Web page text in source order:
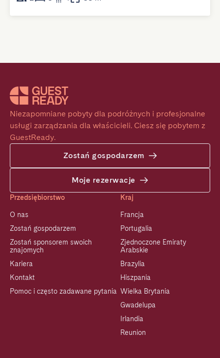
Niezapomniane pobyty dla podróżnych i profesjonalne
usługi zarządzania dla właścicieli. Ciesz się pobytem z
GuestReady.
Zostań gospodarzem
Moje rezerwacje
Przedsiębiorstwo
O nas
Zostań gospodarzem
Zostań sponsorem swoich
znajomych
Kariera
Kontakt
Pomoc i często zadawane pytania
Kraj
Francja
Portugalia
Zjednoczone Emiraty
Arabskie
Brazylia
Hiszpania
Wielka Brytania
Gwadelupa
Irlandia
Reunion